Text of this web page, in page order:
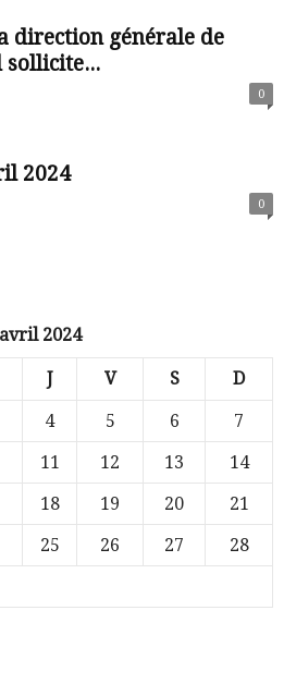
direction générale de
sollicite...
0
2024
0
avril 2024
J V S D
4 5 6
7
11 12 13
14
18 19 20
21
25 26 27
28